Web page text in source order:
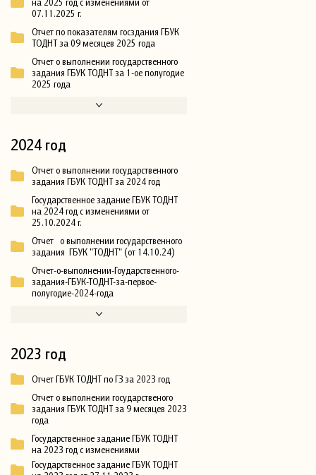
07.11.2025 г.
Отчет по показателям госздания ГБУК
ТОДНТ за 09 месяцев 2025 года
Отчет о выполнении государственного
задания ГБУК ТОДНТ за 1-ое полугодие
2025 года
2024 год
Отчет о выполнении государственного
задания ГБУК ТОДНТ за 2024 год
Государственное задание ГБУК ТОДНТ
на 2024 год с изменениями от
25.10.2024 г.
Отчет о выполнении государственного
задания ГБУК "ТОДНТ" (от 14.10.24)
Отчет-о-выполнении-Гоударственного-
задания-ГБУК-ТОДНТ-за-первое-
полугодие-2024-года
2023 год
Отчет ГБУК ТОДНТ по ГЗ за 2023 год
Отчет о выполнении государственого
задания ГБУК ТОДНТ за 9 месяцев 2023
года
Государственное задание ГБУК ТОДНТ
на 2023 год с изменениями
Государственное задание ГБУК ТОДНТ